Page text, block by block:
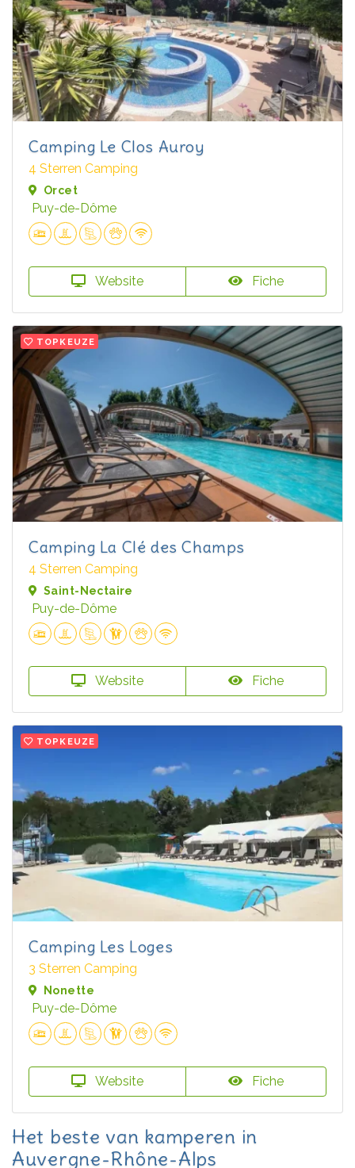
Camping Le Clos Auroy
4 Sterren Camping
Orcet
Puy-de-Dôme
Website Fiche
TOPKEUZE
Camping La Clé des Champs
4 Sterren Camping
Saint-Nectaire
Puy-de-Dôme
Website Fiche
TOPKEUZE
Camping Les Loges
3 Sterren Camping
Nonette
Puy-de-Dôme
Website Fiche
Het beste van kamperen in
Auvergne-Rhône-Alps